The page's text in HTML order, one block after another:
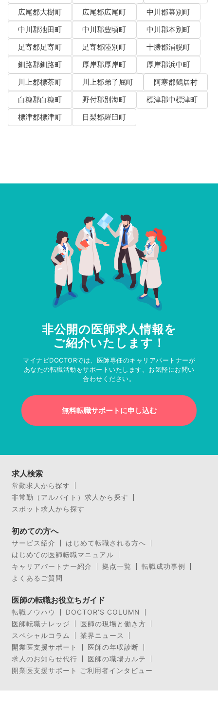
広尾郡大樹町
広尾郡広尾町
中川郡幕別町
中川郡池田町
中川郡豊頃町
中川郡本別町
足寄郡足寄町
足寄郡陸別町
十勝郡浦幌町
釧路郡釧路町
厚岸郡厚岸町
厚岸郡浜中町
川上郡標茶町
川上郡弟子屈町
阿寒郡鶴居村
白糠郡白糠町
野付郡別海町
標津郡中標津町
標津郡標津町
目梨郡羅臼町
非公開の医師求人情報を
ご紹介いたします！
マイナビDOCTORでは、医師専任のキャリアパートナーが
あなたの転職活動をサポートいたします。お気軽にお問い
合わせください。
無料転職サポートに申し込む
求人検索
常勤求人から探す
非常勤（アルバイト）求人から探す
スポット求人から探す
初めての方へ
サービス紹介
はじめて転職される方へ
はじめての医師転職マニュアル
キャリアパートナー紹介
拠点一覧
転職成功事例
よくあるご質問
医師の転職お役立ちガイド
転職ノウハウ
DOCTOR’S COLUMN
医師転職ナレッジ
医師の現場と働き方
スペシャルコラム
業界ニュース
開業医支援サポート
医師の年収診断
求人のお知らせ代行
医師の職場カルテ
開業医支援サポート ご利用者インタビュー